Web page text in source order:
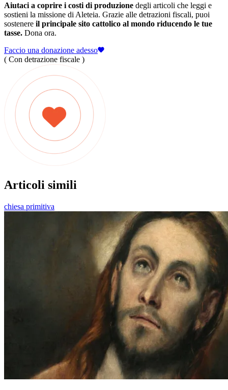
Aiutaci a coprire i costi di produzione degli articoli che leggi e
sostieni la missione di Aleteia. Grazie alle detrazioni fiscali, puoi
sostenere il principale sito cattolico al mondo riducendo le tue
tasse. Dona ora.
Faccio una donazione adesso
( Con detrazione fiscale )
Articoli simili
chiesa primitiva